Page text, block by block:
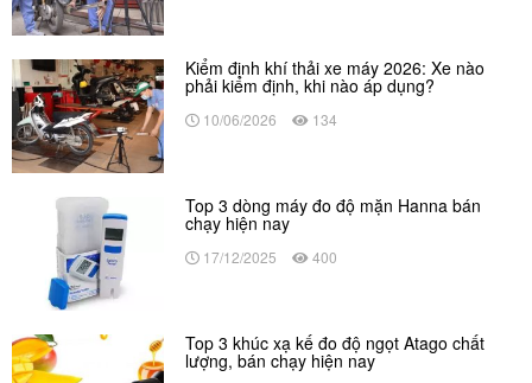
Kiểm định khí thải xe máy 2026: Xe nào
phải kiểm định, khi nào áp dụng?
10/06/2026 134
Top 3 dòng máy đo độ mặn Hanna bán
chạy hiện nay
17/12/2025 400
Top 3 khúc xạ kế đo độ ngọt Atago chất
lượng, bán chạy hiện nay